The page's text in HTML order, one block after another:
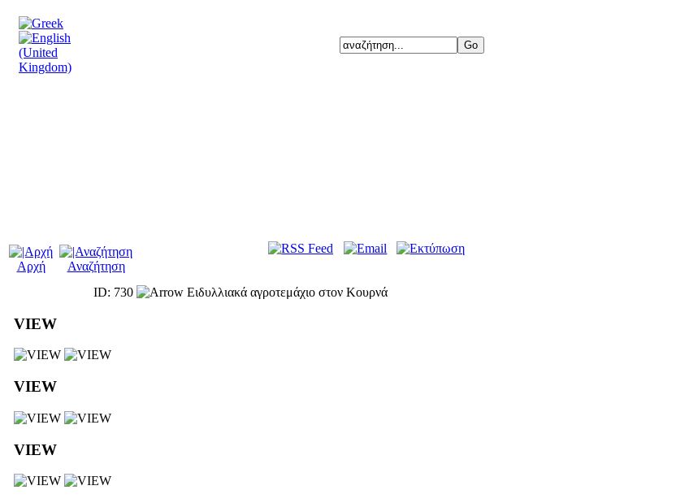
Αρχή
Αναζήτηση
ID: 730
Ειδυλλιακά αγροτεμάχιο στον Κουρνά
VIEW
VIEW
VIEW